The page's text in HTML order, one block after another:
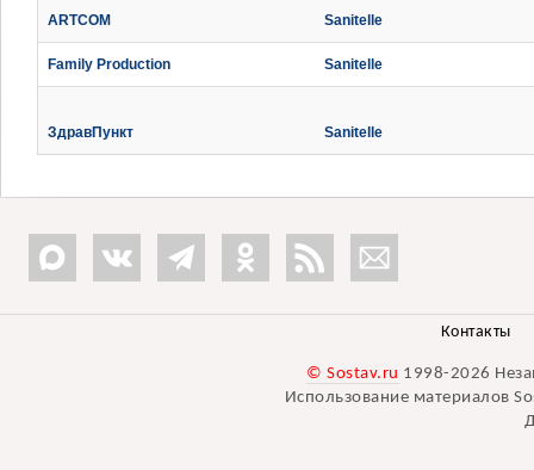
ARTCOM Sanitelle
Family Production Sanitelle
ЗдравПункт Sanitelle
Контакты
© Sostav.ru 1998-2026
Использование материалов